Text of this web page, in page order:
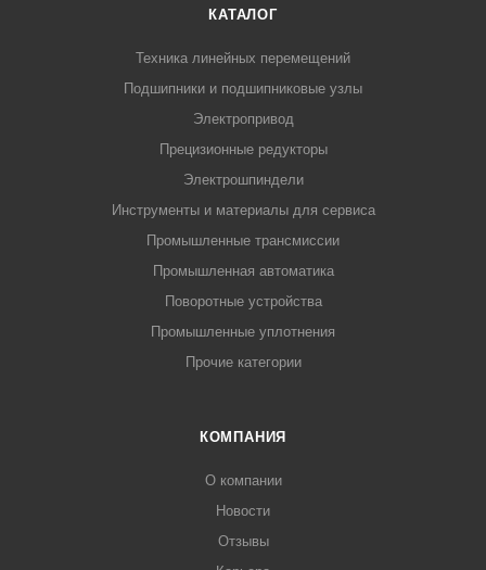
КАТАЛОГ
Техника линейных перемещений
Подшипники и подшипниковые узлы
Электропривод
Прецизионные редукторы
Электрошпиндели
Инструменты и материалы для сервиса
Промышленные трансмиссии
Промышленная автоматика
Поворотные устройства
Промышленные уплотнения
Прочие категории
КОМПАНИЯ
О компании
Новости
Отзывы